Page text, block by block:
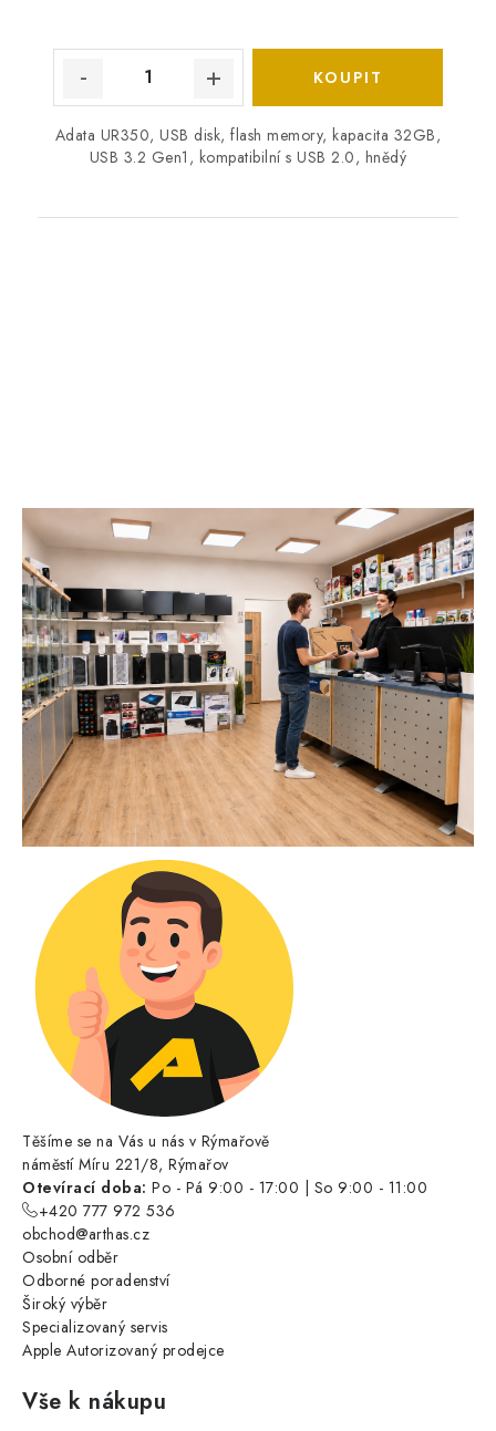
Adata UR350, USB disk, flash memory, kapacita 32GB,
USB 3.2 Gen1, kompatibilní s USB 2.0, hnědý
Těšíme se na Vás u nás v Rýmařově
náměstí Míru 221/8, Rýmařov
Otevírací doba: Po - Pá 9:00 - 17:00 | So 9:00 - 11:00
+420 777 972 536
obchod@arthas.cz
Osobní odběr
Odborné poradenství
Široký výběr
Specializovaný servis
Apple Autorizovaný prodejce
Vše k nákupu